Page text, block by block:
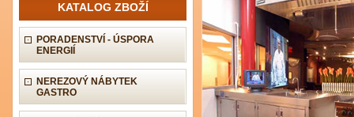
KATALOG ZBOŽÍ
PORADENSTVÍ - ÚSPORA
ENERGIÍ
NEREZOVÝ NÁBYTEK
GASTRO